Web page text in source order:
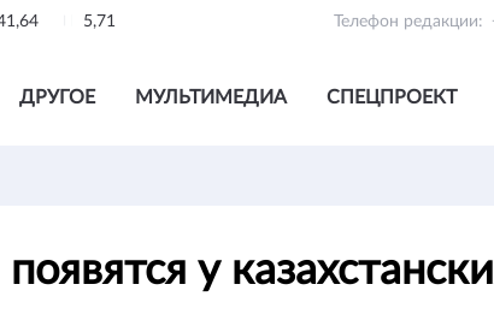
5,71 Телефон редакции:
ДРУГОЕ МУЛЬТИМЕДИА СПЕЦПРОЕКТ
у